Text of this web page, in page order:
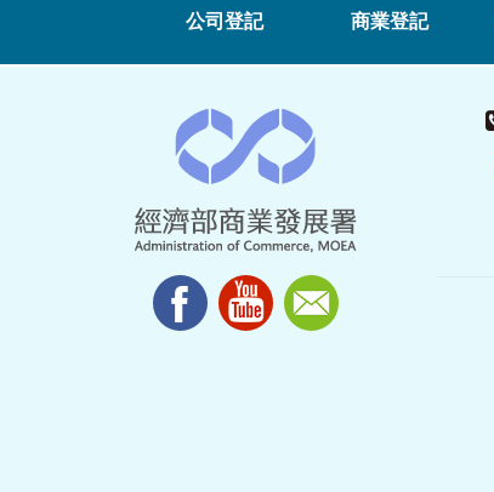
公司登記 商業登記